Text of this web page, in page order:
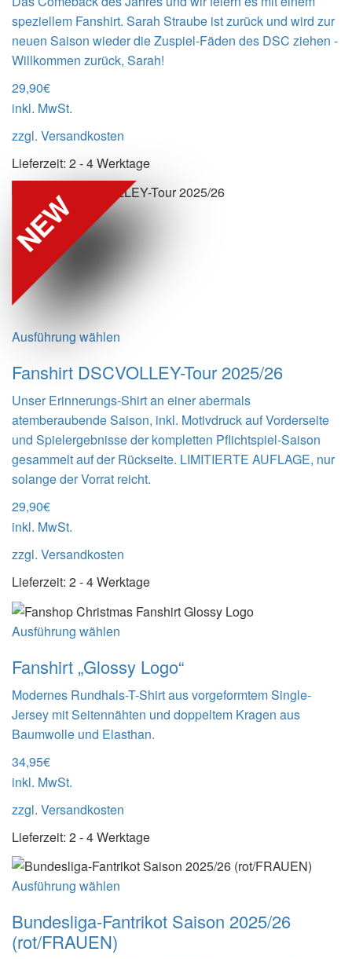
speziellem Fanshirt. Sarah Straube ist zurück und wird zur
neuen Saison wieder die Zuspiel-Fäden des DSC ziehen -
Willkommen zurück, Sarah!
29,90€
inkl. MwSt.
zzgl. Versandkosten
Lieferzeit: 2 - 4 Werktage
NEW
Ausführung wählen
Fanshirt DSCVOLLEY-Tour 2025/26
Unser Erinnerungs-Shirt an einer abermals
atemberaubende Saison, inkl. Motivdruck auf Vorderseite
und Spielergebnisse der kompletten Pflichtspiel-Saison
gesammelt auf der Rückseite. LIMITIERTE AUFLAGE, nur
solange der Vorrat reicht.
29,90€
inkl. MwSt.
zzgl. Versandkosten
Lieferzeit: 2 - 4 Werktage
Ausführung wählen
Fanshirt „Glossy Logo“
Modernes Rundhals-T-Shirt aus vorgeformtem Single-
Jersey mit Seitennähten und doppeltem Kragen aus
Baumwolle und Elasthan.
34,95€
inkl. MwSt.
zzgl. Versandkosten
Lieferzeit: 2 - 4 Werktage
Ausführung wählen
Bundesliga-Fantrikot Saison 2025/26
(rot/FRAUEN)